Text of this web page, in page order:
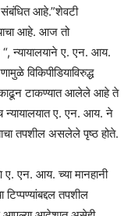
संबंधित आहे.”शेवटी
आहे. आज तो
“, न्यायालयाने ए. एन. आय.
विकिपीडियाविरुद्ध
टाकण्यात आलेले आहे ते
न्यायालयात ए. एन. आय. ने
तपशील असलेले पृष्ठ होते.
ए. एन. आय. च्या मानहानी
तपशील